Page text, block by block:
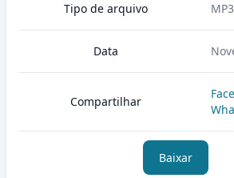
Tipo de arquivo MP3
Data
Compartilhar
Baixar